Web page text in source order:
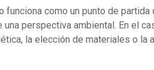
funciona como un punto de
perspectiva ambiental. En el
la elección de materiales o